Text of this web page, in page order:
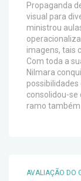
Propaganda
visual para
ministrou
imagens, tais
Com toda a
Nilmara
possibilidades
consolidou-se
ramo também
AVALIAÇÃO DO